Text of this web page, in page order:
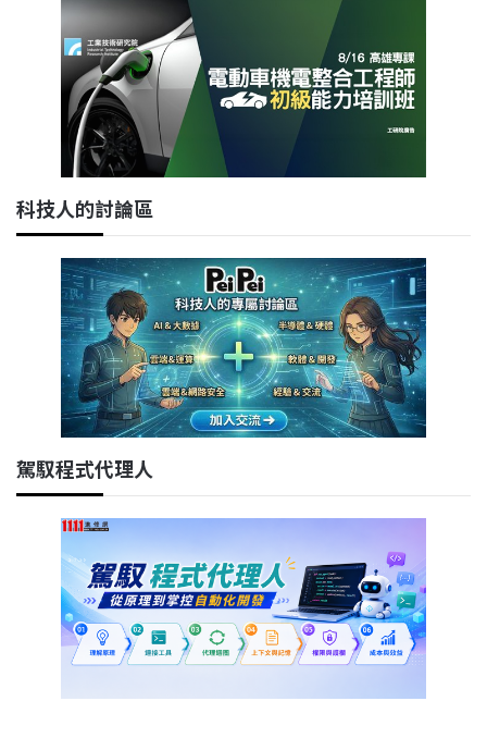
科技人的討論區
駕馭程式代理人